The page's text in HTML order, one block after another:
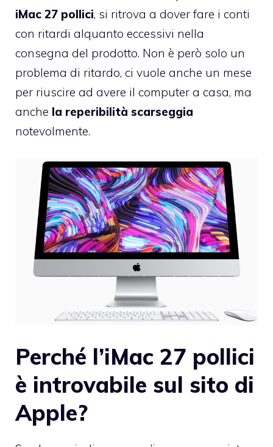
iMac 27 pollici, si ritrova a dover fare i conti
con ritardi alquanto eccessivi nella
consegna del prodotto. Non è però solo un
problema di ritardo, ci vuole anche un mese
per riuscire ad avere il computer a casa, ma
anche la reperibilità scarseggia
notevolmente.
Perché l’iMac 27 pollici
è introvabile sul sito di
Apple?